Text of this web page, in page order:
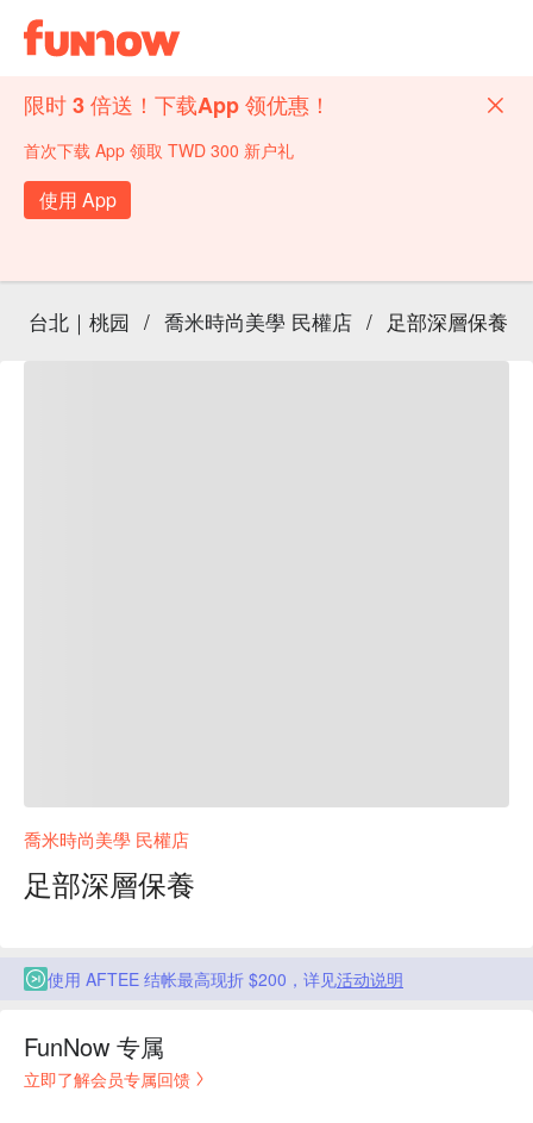
限时 3 倍送！下载App 领优惠！
首次下载 App 领取 TWD 300 新户礼
使用 App
台北｜桃园 / 喬米時尚美學 民權店 / 足部深層保養
喬米時尚美學 民權店
足部深層保養
使用 AFTEE 结帐最高现折 $200，详见活动说明
FunNow 专属
立即了解会员专属回馈